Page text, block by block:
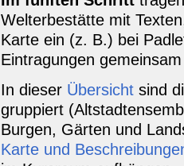
Welterbestätte mit
Karte ein (z. B.) bei
Eintragungen
In dieser Übersicht sind
gruppiert
Burgen, Gärten und
Karte und